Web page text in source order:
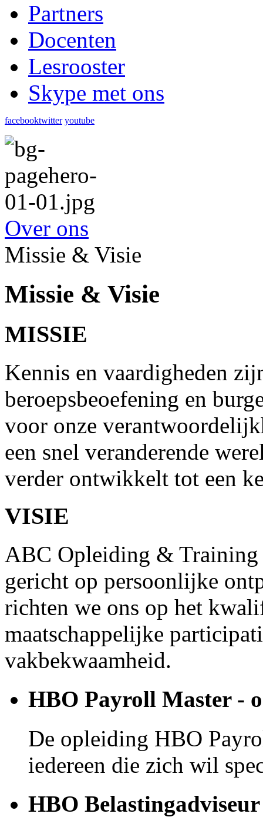
Partners
Docenten
Lesrooster
Skype met ons
facebooktwitter youtube
Over ons
Missie & Visie
Missie & Visie
MISSIE
Kennis en vaardigheden
beroepsbeoefening en
voor onze
een snel veranderende
verder ontwikkelt tot een
VISIE
ABC Opleiding &
gericht op persoonlijke
richten we ons op het
maatschappelijke
vakbekwaamheid.
HBO Payroll Master -
De opleiding HBO
iedereen die zich wil
HBO Belastingadviseur